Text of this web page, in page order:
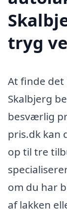
tryg
At finde
Skalbjerg
besværlig
pris.dk kan
op til tre
om du har
af lakken